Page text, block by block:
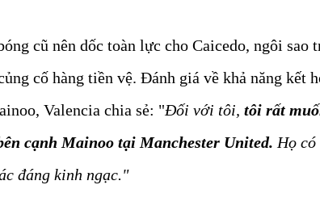
cũ nên dốc toàn lực cho Caicedo, ngôi sao
cố hàng tiền vệ. Đánh giá về khả năng kết
Valencia chia sẻ: "Đối với tôi, tôi rất
cạnh Mainoo tại Manchester United. Họ có
đáng kinh ngạc."